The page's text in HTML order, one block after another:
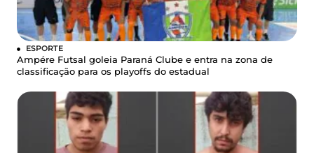
ESPORTE
Ampére Futsal goleia Paraná Clube e entra na zona de
classificação para os playoffs do estadual